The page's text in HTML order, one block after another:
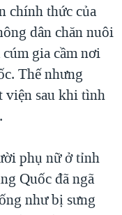
QUÁ KHỨ VÀ HIỆN
chính thức của
dân chăn nuôi
gia cầm nơi
Thế nhưng
viện sau khi tình
phụ nữ ở tỉnh
Quốc đã ngã
như bị sưng